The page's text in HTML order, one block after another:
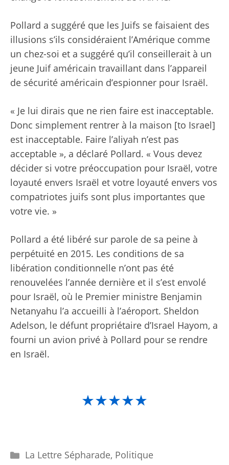
Pollard a suggéré que les Juifs se faisaient des
illusions s’ils considéraient l’Amérique comme
un chez-soi et a suggéré qu’il conseillerait à un
jeune Juif américain travaillant dans l’appareil
de sécurité américain d’espionner pour Israël.
« Je lui dirais que ne rien faire est inacceptable.
Donc simplement rentrer à la maison [to Israel]
est inacceptable. Faire l’aliyah n’est pas
acceptable », a déclaré Pollard. « Vous devez
décider si votre préoccupation pour Israël, votre
loyauté envers Israël et votre loyauté envers vos
compatriotes juifs sont plus importantes que
votre vie. »
Pollard a été libéré sur parole de sa peine à
perpétuité en 2015. Les conditions de sa
libération conditionnelle n’ont pas été
renouvelées l’année dernière et il s’est envolé
pour Israël, où le Premier ministre Benjamin
Netanyahu l’a accueilli à l’aéroport. Sheldon
Adelson, le défunt propriétaire d’Israel Hayom, a
fourni un avion privé à Pollard pour se rendre
en Israël.
★★★★★
Catégories
La Lettre Sépharade, Politique